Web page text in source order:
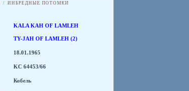
/ ИНБРЕДНЫЕ ПОТОМКИ
KALA KAH OF LAMLEH
TY-JAH OF LAMLEH (2)
18.01.1965
KC 64453/66
Кобель